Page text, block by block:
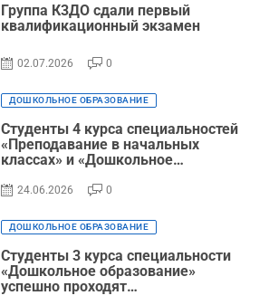
Группа К3ДО сдали первый
квалификационный экзамен
02.07.2026 0
ДОШКОЛЬНОЕ ОБРАЗОВАНИЕ
Студенты 4 курса специальностей
«Преподавание в начальных
классах» и «Дошкольное
выпускные квалификационные
24.06.2026 0
ДОШКОЛЬНОЕ ОБРАЗОВАНИЕ
Студенты 3 курса специальности
«Дошкольное образование»
успешно проходят